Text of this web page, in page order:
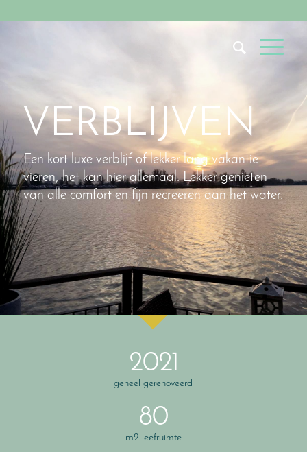
VERBLIJVEN
Een kort luxe verblijf of lekker lang vakantie
vieren, het kan hier allemaal. Lekker genieten
van alle comfort en fijn recreëren aan het water.
2021
geheel gerenoveerd
80
m2 leefruimte